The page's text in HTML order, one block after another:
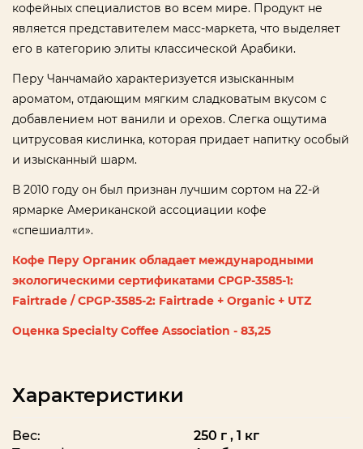
кофейных специалистов во всем мире. Продукт не
является представителем масс-маркета, что выделяет
его в категорию элиты классической Арабики.
Перу Чанчамайо характеризуется изысканным
ароматом, отдающим мягким сладковатым вкусом с
добавлением нот ванили и орехов. Слегка ощутима
цитрусовая кислинка, которая придает напитку особый
и изысканный шарм.
В 2010 году он был признан лучшим сортом на 22-й
ярмарке Американской ассоциации кофе
«спешиалти».
Кофе Перу Органик обладает международными
экологическими сертификатами CPGP-3585-1:
Fairtrade / CPGP-3585-2: Fairtrade + Organic + UTZ
Оценка Specialty Coffee Association - 83,25
Характеристики
Вес:
250 г , 1 кг